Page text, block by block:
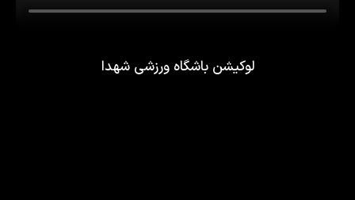
لوکیشن باشگاه ورزشی شهدا